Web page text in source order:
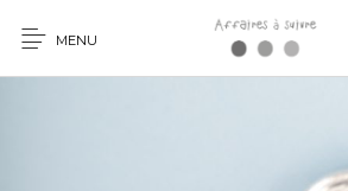
MENU